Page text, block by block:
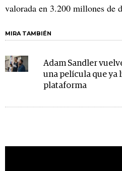
valorada en 3.200 millones de
MIRA TAMBIÉN
Adam Sandler
una película que ya
plataforma